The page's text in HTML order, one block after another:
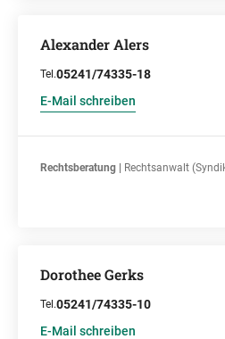
Alexander Alers
Tel.05241/74335-18
E-Mail schreiben
Rechtsberatung | Rechtsanwalt
Dorothee Gerks
Tel.05241/74335-10
E-Mail schreiben